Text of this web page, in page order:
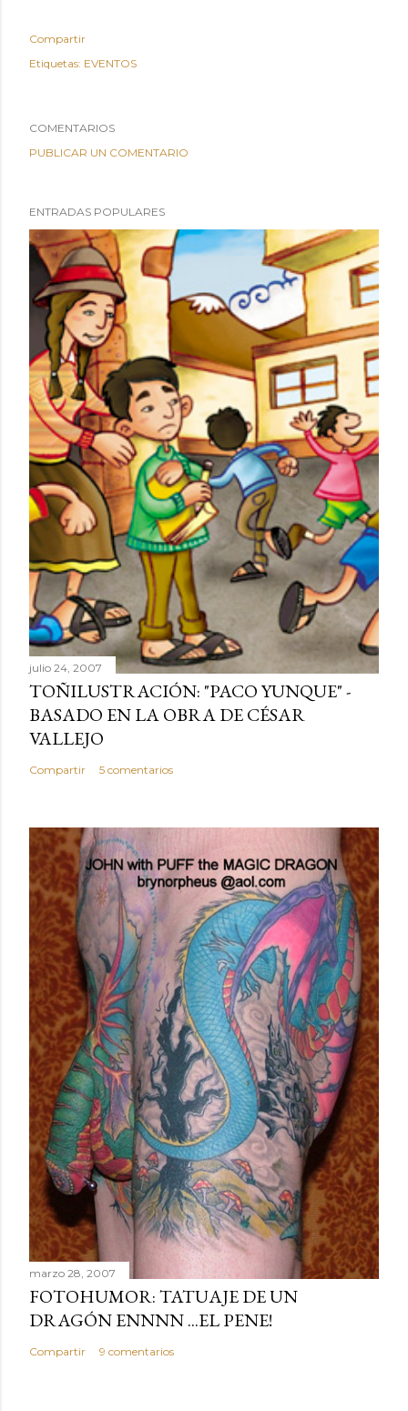
Compartir
Etiquetas: EVENTOS
COMENTARIOS
PUBLICAR UN COMENTARIO
ENTRADAS POPULARES
julio 24, 2007
TOÑILUSTRACIÓN: "PACO YUNQUE" -
BASADO EN LA OBRA DE CÉSAR
VALLEJO
Compartir 5 comentarios
marzo 28, 2007
FOTOHUMOR: TATUAJE DE UN
DRAGÓN ENNNN ...EL PENE!
Compartir 9 comentarios